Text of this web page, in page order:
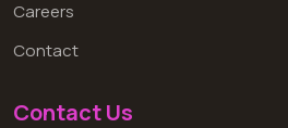
Careers
Contact
Contact Us